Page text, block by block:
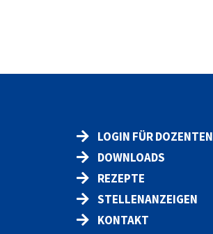
LOGIN FÜR DOZENTEN
DOWNLOADS
REZEPTE
STELLENANZEIGEN
KONTAKT